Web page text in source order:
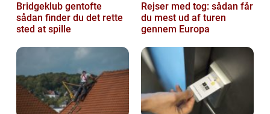
Bridgeklub gentofte
sådan finder du det rette
sted at spille
Rejser med tog: sådan får
du mest ud af turen
gennem Europa